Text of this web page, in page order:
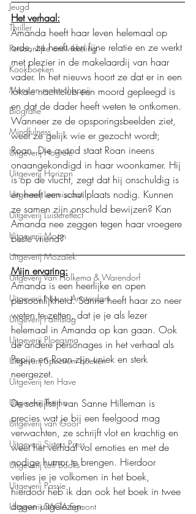
Jeugd
Thriller
Persoonlijke ontwikkeling
Kookboeken
Mens en maatschappij
Biografie
Mindfulness
Uitgeverij Hogrefe
Uitgeverij Horizon
Uitgeverij Lemniscaat
Uitgeverij Luistereffect
Uitgeverij Moon
Uitgeverij Mozaïek
Uitgeverij Van Holkema & Warendorf
Uitgeverij Nieuw Amsterdam
Uitgeverij Palmslag
Uitgeverij Ploegsma
Uitgeverij Spectrum boeken
Uitgeverij ten Have
Uitgeverij Thema
Uitgeverij van Goor
Uitgeverij Sisters Press
Uitgeverij Loft Books
Uitgeverij Passie
Uitgeverij SAGA Egmont
Het verhaal:
Amanda heeft haar leven helemaal op
orde, ze heeft een fijne relatie en ze werkt
met plezier in de makelaardij van haar
vader. In het nieuws hoort ze dat er in een
lokale nachtclub een moord gepleegd is
en dat de dader heeft weten te ontkomen.
Wanneer ze de opsporingsbeelden ziet,
weet ze gelijk wie er gezocht wordt;
Roan. Die avond staat Roan ineens
onaangekondigd in haar woonkamer. Hij
is op de vlucht, zegt dat hij onschuldig is
en heeft een schuilplaats nodig. Kunnen
ze samen zijn onschuld bewijzen? Kan
Amanda nee zeggen tegen haar vroegere
beste vriend?
Mijn ervaring:
Amanda is een heerlijke en open
persoonlijkheid. Sanne heeft haar zo neer
weten te zetten, dat je je als lezer
helemaal in Amanda op kan gaan. Ook
de andere personages in het verhaal als
Pepijn en Roan zijn uniek en sterk
neergezet.
De schrijfstijl van Sanne Hilleman is
precies wat je bij een feelgood mag
verwachten, ze schrijft vlot en krachtig en
weet het verhaal vol emoties en met de
nodige humor te brengen. Hierdoor
verlies je je volkomen in het boek,
hierdoor heb ik dan ook het boek in twee
dagen uitgelezen.